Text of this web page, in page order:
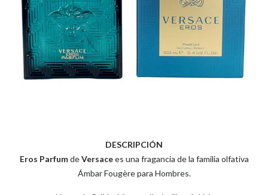
DESCRIPCIÓN
Eros ParfumdeVersacees una fragancia de la familia olfativa
Ámbar Fougère para Hombres.